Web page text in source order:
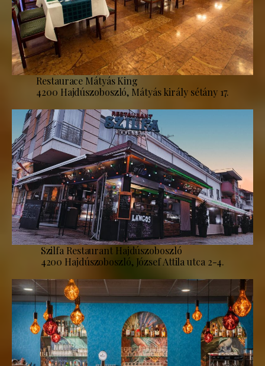
Restaurace Mátyás King
4200 Hajdúszoboszló, Mátyás király sétány 17.
Szilfa Restaurant Hajdúszoboszló
4200 Hajdúszoboszló, József Attila utca 2-4.